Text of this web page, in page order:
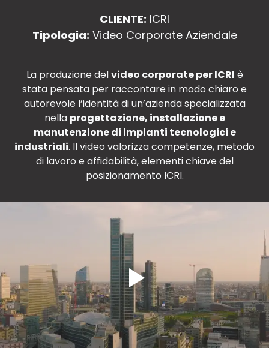
CLIENTE: ICRI
Tipologia: Video Corporate Aziendale
La produzione delvideo corporate per ICRI è
stata pensata per raccontare in modo chiaro e
autorevole l’identità di un’azienda specializzata
nella progettazione, installazione e
manutenzione di impianti tecnologici e
industriali. Il video valorizza competenze, metodo
di lavoro e affidabilità, elementi chiave del
posizionamento ICRI.